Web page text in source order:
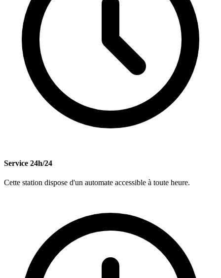
Service 24h/24
Cette station dispose d'un automate accessible à toute heure.